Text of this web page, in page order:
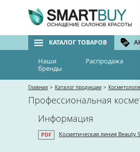
ОСНАЩЕНИЕ САЛОНОВ КРАСОТЫ
КАТАЛОГ ТОВАРОВ
Наши
бренды
Распродажа
Главная > Каталог продукции >
Профессиональная
Информация
Косметическая линия Beauty